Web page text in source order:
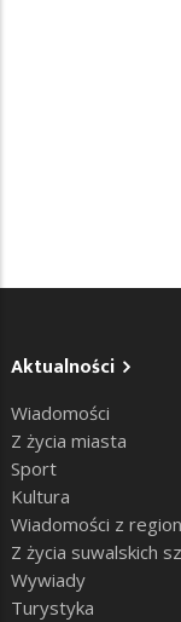
Aktualności
Wiadomości
Z życia miasta
Sport
Kultura
Wiadomości z
Z życia suwalskich
Wywiady
Turystyka